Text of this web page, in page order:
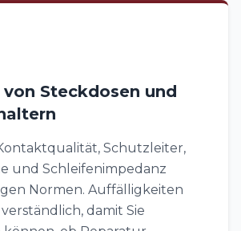
Steckdosen und
Schutzleiter,
und Schleifenimpedanz
Normen. Auffälligkeiten
damit Sie